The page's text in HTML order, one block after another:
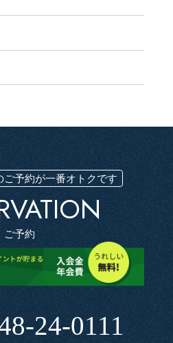
ご予約が一番オトクです
ご予約
24-0111